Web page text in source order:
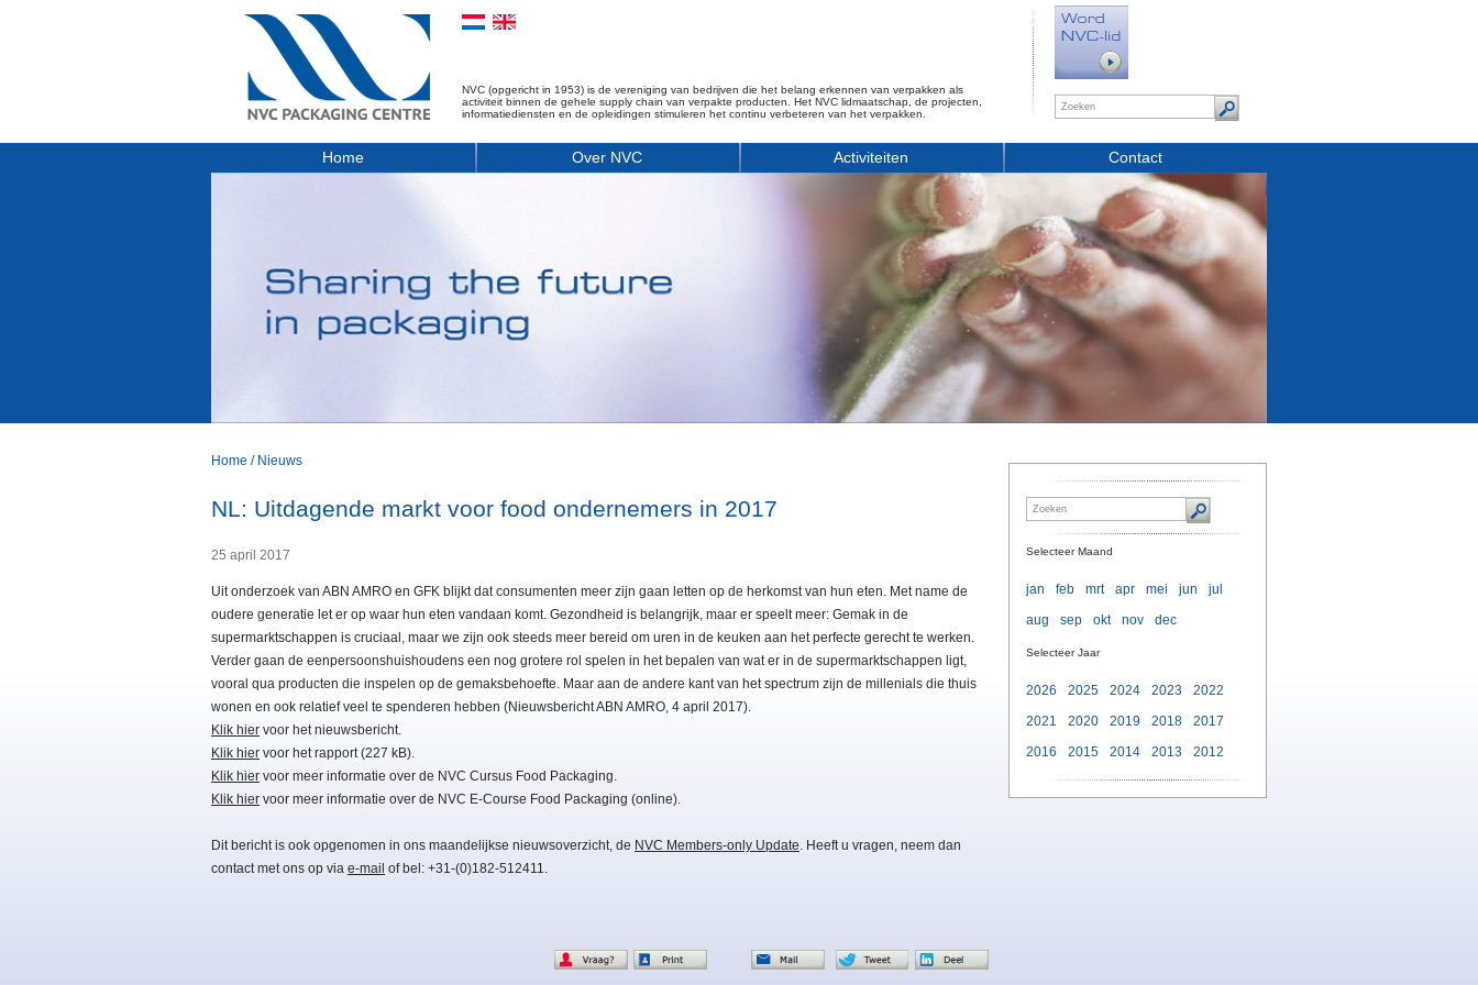
NVC (opgericht in 1953) is de vereniging van bedrijven die het belang erkennen van verpakken als
activiteit binnen de gehele supply chain van verpakte producten. Het NVC lidmaatschap, de projecten,
informatiediensten en de opleidingen stimuleren het continu verbeteren van het verpakken.
Home Over NVC Activiteiten Contact
Home / Nieuws
NL: Uitdagende markt voor food ondernemers in 2017
25 april 2017
Uit onderzoek van ABN AMRO en GFK blijkt dat consumenten meer zijn gaan letten op de herkomst van hun eten. Met name de
oudere generatie let er op waar hun eten vandaan komt. Gezondheid is belangrijk, maar er speelt meer: Gemak in de
supermarktschappen is cruciaal, maar we zijn ook steeds meer bereid om uren in de keuken aan het perfecte gerecht te werken.
Verder gaan de eenpersoonshuishoudens een nog grotere rol spelen in het bepalen van wat er in de supermarktschappen ligt,
vooral qua producten die inspelen op de gemaksbehoefte. Maar aan de andere kant van het spectrum zijn de millenials die thuis
wonen en ook relatief veel te spenderen hebben (Nieuwsbericht ABN AMRO, 4 april 2017).
Klik hier voor het nieuwsbericht.
Klik hier voor het rapport (227 kB).
Klik hier voor meer informatie over de NVC Cursus Food Packaging.
Klik hier voor meer informatie over de NVC E-Course Food Packaging (online).
Dit bericht is ook opgenomen in ons maandelijkse nieuwsoverzicht, de NVC Members-only Update. Heeft u vragen, neem dan
contact met ons op via e-mail of bel: +31-(0)182-512411.
Selecteer Maand
jan feb mrt apr mei jun
jul
aug
sep okt nov dec
Selecteer Jaar
2026 2025 2024 2023
2022
2021
2020 2019 2018
2017
2016
2015 2014 2013 2012